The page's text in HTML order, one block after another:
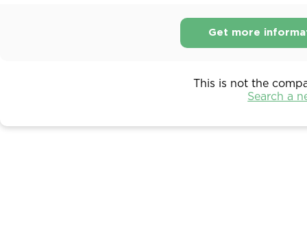
Get more
This is not the
Search a